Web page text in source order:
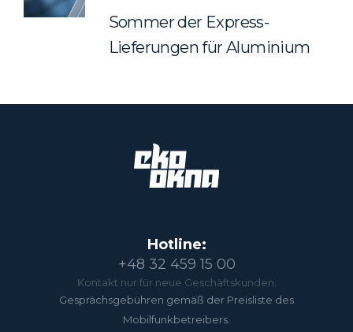
Sommer der Express-
Lieferungen für Aluminium
Hotline:
+48 32 459 15 00
Kontakt nur für neue Geschäftskunden.
Gesprächsgebühren gemäß der Preisliste des
Mobilfunkbetreibers.